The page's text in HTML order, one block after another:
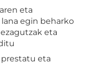
eta
egin beharko
eta
eta